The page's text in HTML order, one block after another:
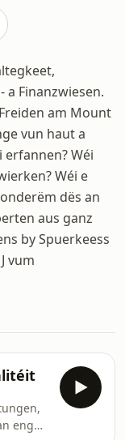
a Finanzwiesen.
am Mount
vun haut a
erfannen? Wéi
Wéi e
dës an
aus ganz
by Spuerkeess
vum
eng